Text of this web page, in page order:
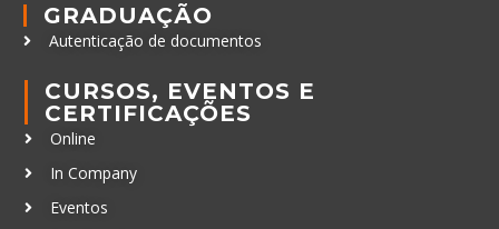
GRADUAÇÃO
Autenticação de documentos
CURSOS, EVENTOS E
CERTIFICAÇÕES
Online
In Company
Eventos